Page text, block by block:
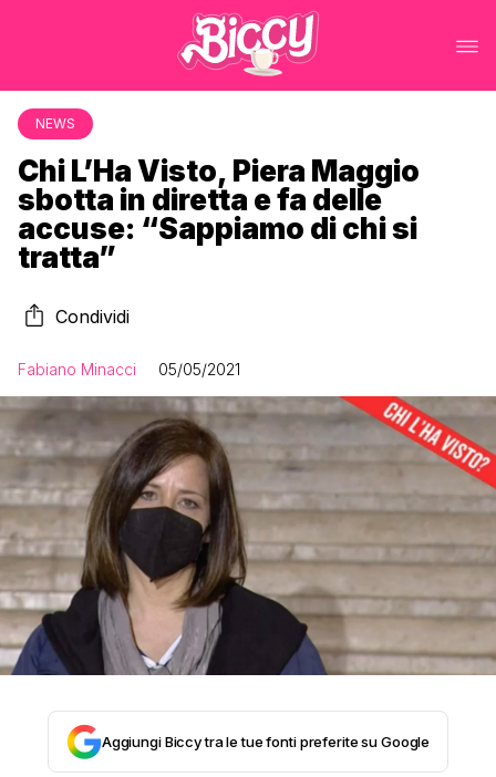
NEWS
Chi L’Ha Visto, Piera Maggio
sbotta in diretta e fa delle
accuse: “Sappiamo di chi si
tratta”
Condividi
Fabiano Minacci 05/05/2021
Aggiungi Biccy tra le tue fonti preferite su Google